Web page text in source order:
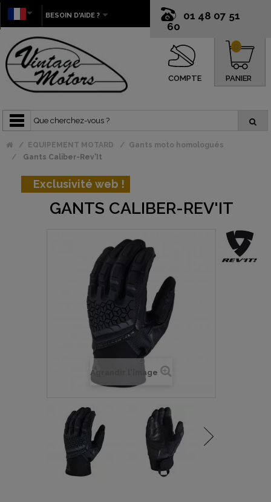
01 48 07 51
60
BESOIN D'AIDE ?
COMPTE PANIER
0
EQUIPEMENT MOTARD
Gants moto homologués
Gants Caliber-Rev'It
Exclusivité web !
GANTS CALIBER-REV'IT
Agrandir l'image